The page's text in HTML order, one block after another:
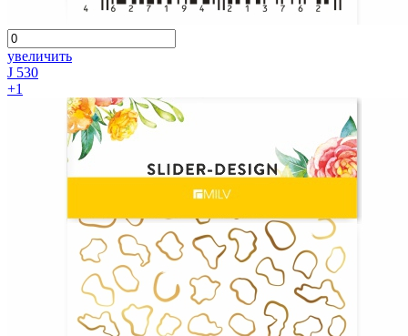
увеличить
J 530
+1